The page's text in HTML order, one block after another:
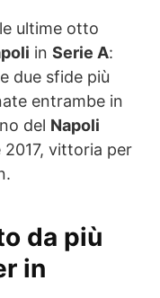
ultime otto
in Serie A:
due sfide più
entrambe in
del Napoli
2017, vittoria per
da più
in